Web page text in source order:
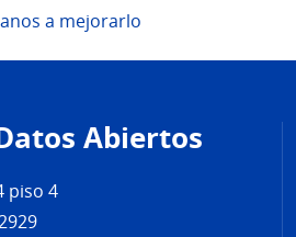
a mejorarlo
Abiertos
piso 4